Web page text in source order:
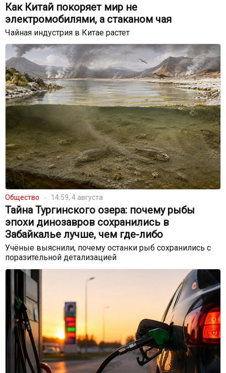
Как Китай покоряет мир не
электромобилями, а стаканом чая
Чайная индустрия в Китае растет
Общество 14:59, 4 августа
Тайна Тургинского озера: почему рыбы
эпохи динозавров сохранились в
Забайкалье лучше, чем где-либо
Учёные выяснили, почему останки рыб сохранились с
поразительной детализацией